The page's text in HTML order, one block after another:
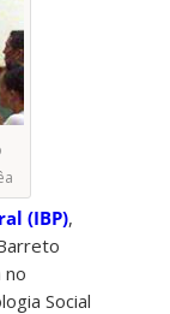
(IBP),
no
Social